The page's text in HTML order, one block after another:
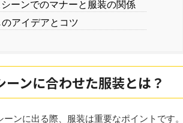
ーンでのマナーと服装の関係
アイデアとコツ
ーンに合わせた服装とは？
ンに出る際、服装は重要なポイントです。